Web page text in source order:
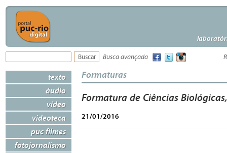
Busca avançada
texto
áudio
vídeo
videoteca
puc filmes
fotojornalismo
Formaturas
Formatura de Ciências
21/01/2016